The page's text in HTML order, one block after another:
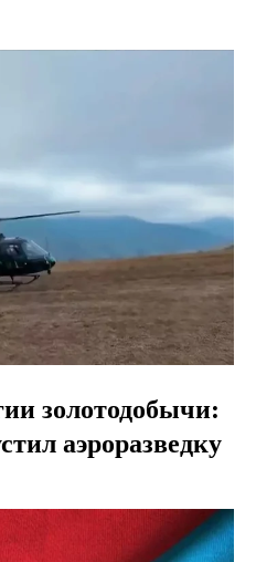
золотодобычи:
аэроразведку